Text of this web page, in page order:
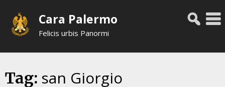
content
Cara Palermo
Felicis urbis Panormi
Tag: san Giorgio